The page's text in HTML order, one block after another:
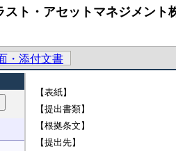
スト・アセットマネジメン
・添付文書